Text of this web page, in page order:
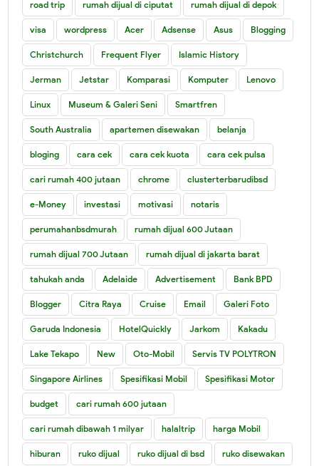
road trip rumah dijual di ciputat rumah dijual di depok
visa wordpress Acer Adsense Asus Blogging
Christchurch Frequent Flyer Islamic History
Jerman Jetstar Komparasi Komputer Lenovo
Linux Museum & Galeri Seni Smartfren
South Australia apartemen disewakan belanja
bloging cara cek cara cek kuota cara cek pulsa
cari rumah 400 jutaan chrome clusterterbarudibsd
e-Money investasi motivasi notaris
perumahanbsdmurah rumah dijual 600 Jutaan
rumah dijual 700 Jutaan rumah dijual di jakarta barat
tahukah anda Adelaide Advertisement Bank BPD
Blogger Citra Raya Cruise Email Galeri Foto
Garuda Indonesia HotelQuickly Jarkom Kakadu
Lake Tekapo New Oto-Mobil Servis TV POLYTRON
Singapore Airlines Spesifikasi Mobil Spesifikasi Motor
budget cari rumah 600 jutaan
cari rumah dibawah 1 milyar halaltrip harga Mobil
hiburan ruko dijual ruko dijual di bsd ruko disewakan